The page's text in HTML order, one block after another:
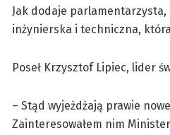
Jak dodaje
inżynierska i techniczna,
Poseł Krzysztof Lipiec, lider
– Stąd wyjeżdżają prawie
Zainteresowałem nim